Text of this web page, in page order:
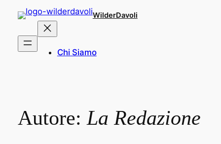
WilderDavoli
Chi Siamo
Autore:La Redazione